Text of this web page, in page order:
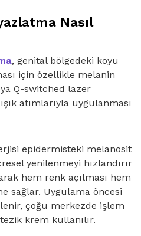
Nasıl
, genital bölgedeki koyu
için özellikle melanin
Q-switched lazer
atımlarıyla uygulanması
epidermisteki melanosit
yenilenmeyi hızlandırır
hem renk açılması hem
sağlar. Uygulama öncesi
çoğu merkezde işlem
krem kullanılır.